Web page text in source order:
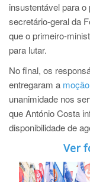
insustentável para
secretário-geral da
que o primeiro-
para lutar.
No final, os
entregaram a moção
unanimidade nos
que António Costa
disponibilidade de
Ver